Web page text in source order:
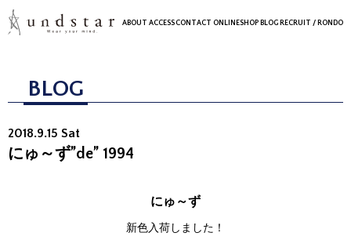
ABOUT ACCESSCONTACT ONLINESHOP BLOG RECRUIT / RONDO
BLOG
2018.9.15 Sat
にゅ～ず”de” 1994
にゅ～ず
新色入荷しました！